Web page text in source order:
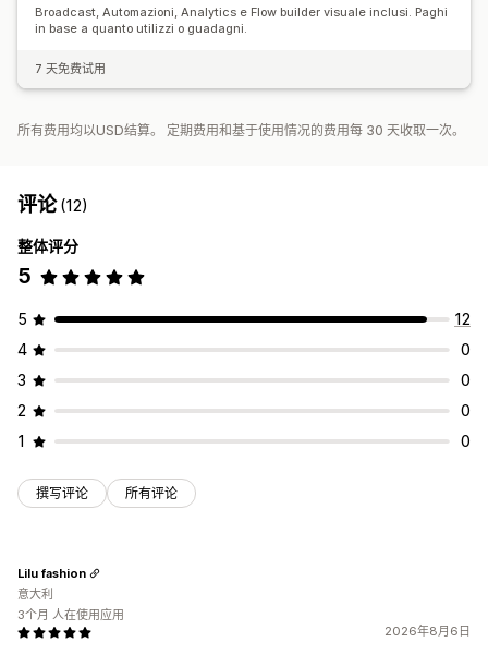
Broadcast, Automazioni, Analytics e Flow builder visuale inclusi. Paghi
in base a quanto utilizzi o guadagni.
7 天免费试用
所有费用均以USD结算。 定期费用和基于使用情况的费用每 30 天收取一次。
评论(12)
整体评分
5
5
12
4
0
3
0
2
0
1
0
撰写评论 所有评论
2026年8月6日
Lilu fashion
意大利
3个月 人在使用应用